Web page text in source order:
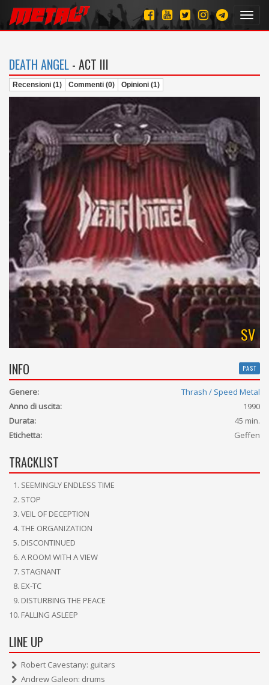
DEATH ANGEL - ACT III
Recensioni (1) Commenti (0) Opinioni (1)
SV
INFO PAST
Genere:
Thrash / Speed Metal
Anno di uscita:
1990
Durata:
45 min.
Etichetta:
Geffen
TRACKLIST
SEEMINGLY ENDLESS TIME
STOP
VEIL OF DECEPTION
THE ORGANIZATION
DISCONTINUED
A ROOM WITH A VIEW
STAGNANT
EX-TC
DISTURBING THE PEACE
FALLING ASLEEP
LINE UP
Robert Cavestany: guitars
Andrew Galeon: drums